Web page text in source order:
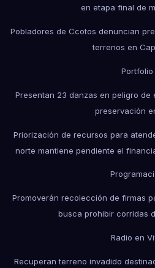
en etapa final de
Pobladores de Ccotos denuncian
terrenos en
Portfolio
Presentan 23 danzas en peligro de
preservación
Priorización de recursos para
norte mantiene pendiente el
Promoverán recolección de firmas
busca prohibir corridas
Radio en
Recuperan terreno invadido